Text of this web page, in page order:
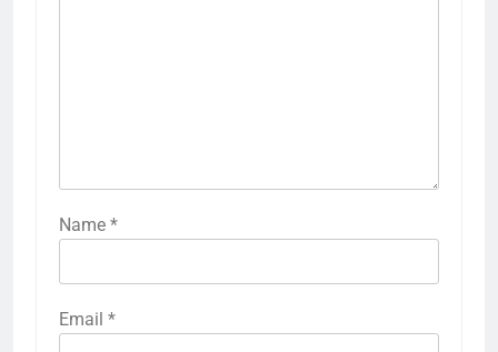
Name *
Email *